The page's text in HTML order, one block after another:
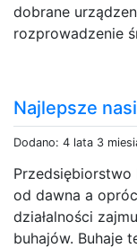
dobrane
rozprowadzenie
Najlepsze
Dodano: 4 lata 3
Przedsiębiorstwo
od dawna a
działalności
buhajów. Buhaje